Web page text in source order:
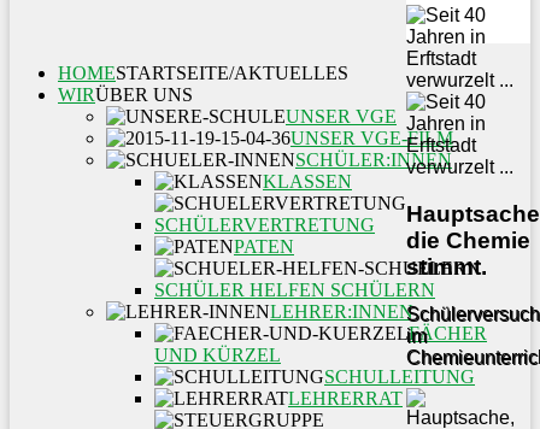
die Chemie
stimmt.
im
HOMESTARTSEITE/AKTUELLES
WIRÜBER UNS
UNSER VGE
UNSER VGE-FILM
SCHÜLER:INNEN
KLASSEN
SCHÜLERVERTRETUNG
PATEN
SCHÜLER HELFEN SCHÜLERN
LEHRER:INNEN
FÄCHER
UND KÜRZEL
SCHULLEITUNG
LEHRERRAT